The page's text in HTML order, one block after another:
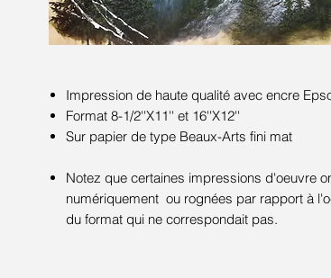
Impression de haute qualité avec encre
Format 8-1/2''X11'' et 16''X12''
Sur papier de type Beaux-Arts fini mat
Notez que certaines impressions d'oeuvre
numériquement ou rognées par rapport à
du format qui ne correspondait pas.